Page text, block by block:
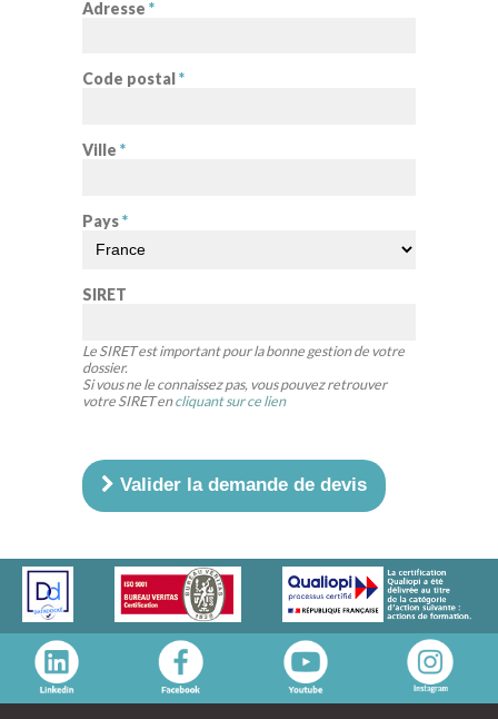
Adresse *
Code postal *
Ville *
Pays*
SIRET
Le SIRET est important pour la bonne gestion de votre
dossier.
Si vous ne le connaissez pas, vous pouvez retrouver
votre SIRET encliquant sur ce lien
Valider la demande de devis